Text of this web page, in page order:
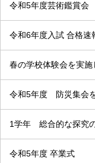
令和5年度芸術鑑賞会
令和6年度入試 合格速
春の学校体験会を実施
令和5年度 防災集会
1学年 総合的な探究
令和5年度 卒業式